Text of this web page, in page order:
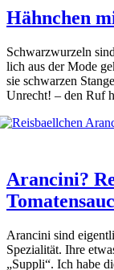
Hähnchen
Schwarz­wur­zeln
lich aus der Mode
sie schwar­zen
Unrecht! – den Ruf
Arancini?
Aran­ci­ni sind
Spe­zia­li­tät. Ihre
„Sup­pli“. Ich habe